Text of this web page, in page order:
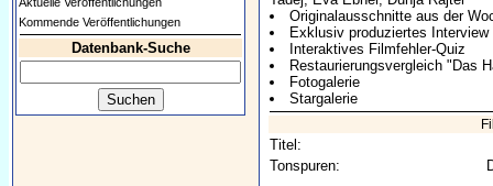
Kommende Veröffentlichungen
Datenbank-Suche
Originalausschnitte aus der
Exklusiv produziertes
Interaktives Filmfehler-Quiz
Restaurierungsvergleich "Das
Fotogalerie
Stargalerie
Titel:
Tonspuren: